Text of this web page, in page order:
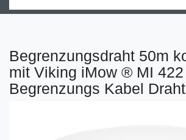
Begrenzungsdraht 50m
mit Viking iMow ® MI
Begrenzungs Kabel